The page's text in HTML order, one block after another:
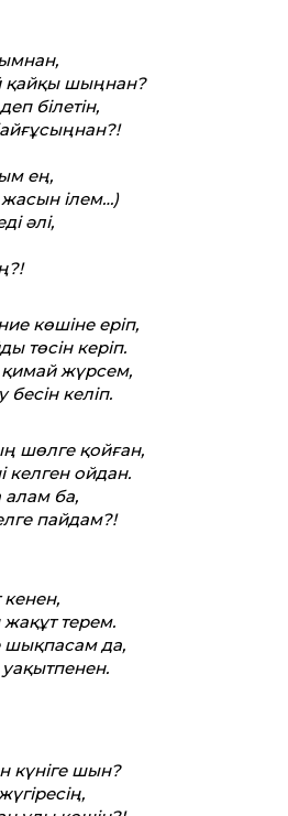
қайқы шыңнан?
білетін,
ең,
жасын ілем…)
әлі,
көшіне еріп,
төсін керіп.
қимай жүрсем,
келіп.
шөлге қойған,
келген ойдан.
алам ба,
пайдам?!
жақұт терем.
шықпасам да,
күніге шын?